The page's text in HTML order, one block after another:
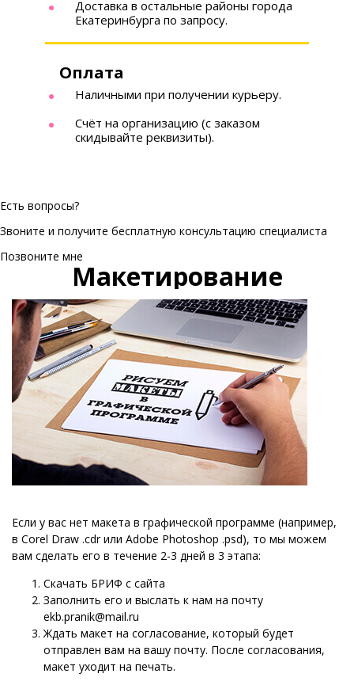
Доставка в остальные районы города
Екатеринбурга по запросу.
Оплата
Наличными при получении курьеру.
Счёт на организацию (с заказом
скидывайте реквизиты).
Есть вопросы?
Звоните и получите бесплатную консультацию специалиста
Позвоните мне
Макетирование
Если у вас нет макета в графической программе (например,
в Corel Draw .cdr или Adobe Photoshop .psd), то мы можем
вам сделать его в течение 2-3 дней в 3 этапа:
Скачать БРИФ с сайта
Заполнить его и выслать к нам на почту
ekb.pranik@mail.ru
Ждать макет на согласование, который будет
отправлен вам на вашу почту. После согласования,
макет уходит на печать.